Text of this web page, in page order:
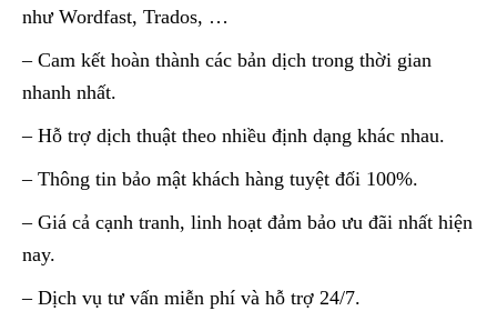
như Wordfast, Trados, …
– Cam kết hoàn thành các bản dịch trong thời gian
nhanh nhất.
– Hỗ trợ dịch thuật theo nhiều định dạng khác nhau.
– Thông tin bảo mật khách hàng tuyệt đối 100%.
– Giá cả cạnh tranh, linh hoạt đảm bảo ưu đãi nhất hiện
nay.
– Dịch vụ tư vấn miễn phí và hỗ trợ 24/7.